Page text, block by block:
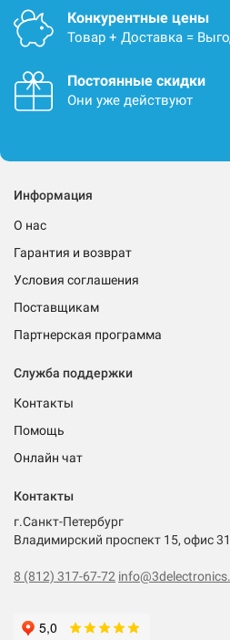
Конкурентные цены
Товар + Доставка =
Постоянные скидки
Они уже действуют
Информация
О нас
Гарантия и возврат
Условия соглашения
Поставщикам
Партнерская программа
Служба поддержки
Контакты
Помощь
Онлайн чат
Контакты
г.Санкт-Петербург
Владимирский проспект 15, офис 31
8 (812) 317-67-72